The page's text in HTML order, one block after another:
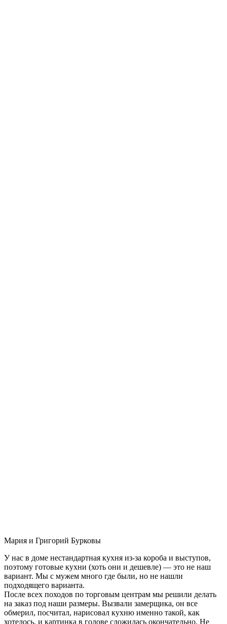
Мария и Григорий Бурковы
У нас в доме нестандартная кухня из-за короба и выступов,
поэтому готовые кухни (хоть они и дешевле) — это не наш
вариант. Мы с мужем много где были, но не нашли
подходящего варианта.
После всех походов по торговым центрам мы решили делать
на заказ под наши размеры. Вызвали замерщика, он все
обмерил, посчитал, нарисовал кухню именно такой, как
хотелось, и картинка в голове сложилась окончательно. Не